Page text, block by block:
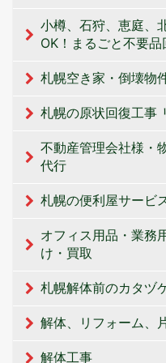
小樽、石狩、恵庭、
OK！まるごと不要品
札幌空き家・倒壊物
札幌の原状回復工事
不動産管理会社様・
代行
札幌の便利屋サービ
オフィス用品・業務
け・買取
札幌解体前のカタヅ
解体、リフォーム、
解体工事